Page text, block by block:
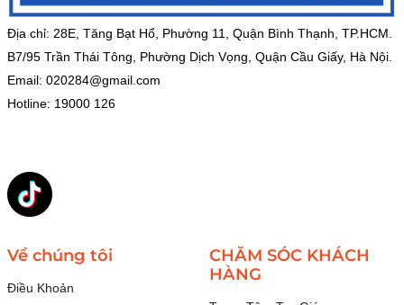
Địa chỉ: 28E, Tăng Bạt Hổ, Phường 11, Quận Bình Thạnh, TP.HCM.
B7/95 Trần Thái Tông, Phường Dịch Vọng, Quận Cầu Giấy, Hà Nội.
Email: 020284@gmail.com
Hotline: 19000 126
Về chúng tôi
Điều Khoản
CHĂM SÓC KHÁCH
HÀNG